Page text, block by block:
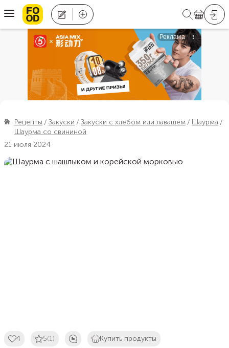
Рецепты Закуски Закуски с хлебом или лавашем
Шаурма
Шаурма со свининой
21 июля 2024
4 5(1) Купить продукты